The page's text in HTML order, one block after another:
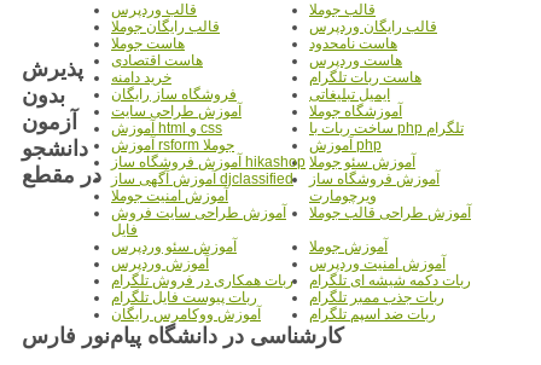
قالب جوملا
قالب وردپرس
قالب رایگان وردپرس
قالب رایگان جوملا
هاست نامحدود
هاست جوملا
هاست وردپرس
هاست اقتصادی
هاست ربات تلگرام
خرید دامنه
ایمیل تبلیغاتی
فروشگاه ساز رایگان
آموزشگاه جوملا
آموزش طراحی سایت
ساخت ربات با php تلگرام
آموزش html و css
آموزش php
آموزش rsform جوملا
آموزش سئو جوملا آموزش فروشگاه ساز hikashop
آموزش فروشگاه ساز
ویرچومارت
آموزش آگهی ساز djclassified
آموزش امنیت جوملا
آموزش طراحی قالب جوملا
آموزش طراحی سایت فروش
فایل
آموزش جوملا
آموزش سئو وردپرس
آموزش امنیت وردپرس
آموزش وردپرس
ربات دکمه شیشه ای تلگرام
ربات همکاری در فروش تلگرام
ربات جذب ممبر تلگرام
ربات پیوست فایل تلگرام
ربات ضد اسپم تلگرام
آموزش ووکامرس رایگان
پذیرش
بدون
آزمون
دانشجو
در مقطع
کارشناسی در دانشگاه پیام‌نور فارس